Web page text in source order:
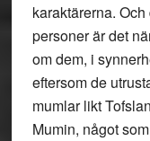
karaktärerna.
personer är det
om dem, i
eftersom de
mumlar likt
Mumin, något